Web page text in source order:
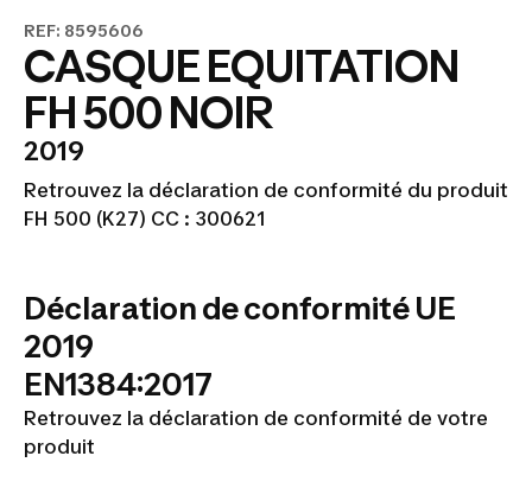
REF: 8595606
CASQUE EQUITATION
FH 500 NOIR
2019
Retrouvez la déclaration de conformité du produit
FH 500 (K27) CC : 300621
Déclaration de conformité UE
2019
EN1384:2017
Retrouvez la déclaration de conformité de votre
produit